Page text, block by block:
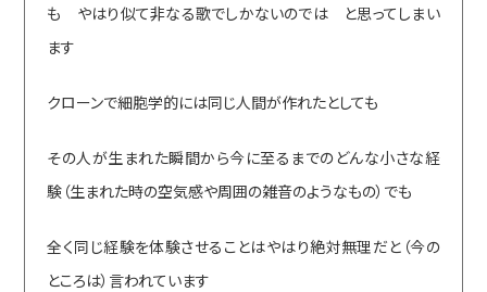
も やはり似て非なる歌でしかないのでは と思ってしまい
ます
クローンで細胞学的には同じ人間が作れたとしても
その人が生まれた瞬間から今に至るまでのどんな小さな経
験（生まれた時の空気感や周囲の雑音のようなもの）でも
全く同じ経験を体験させることはやはり絶対無理だと（今の
ところは）言われています